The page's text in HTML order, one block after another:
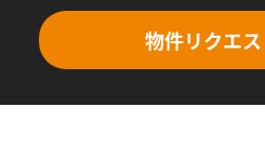
物件リクエ